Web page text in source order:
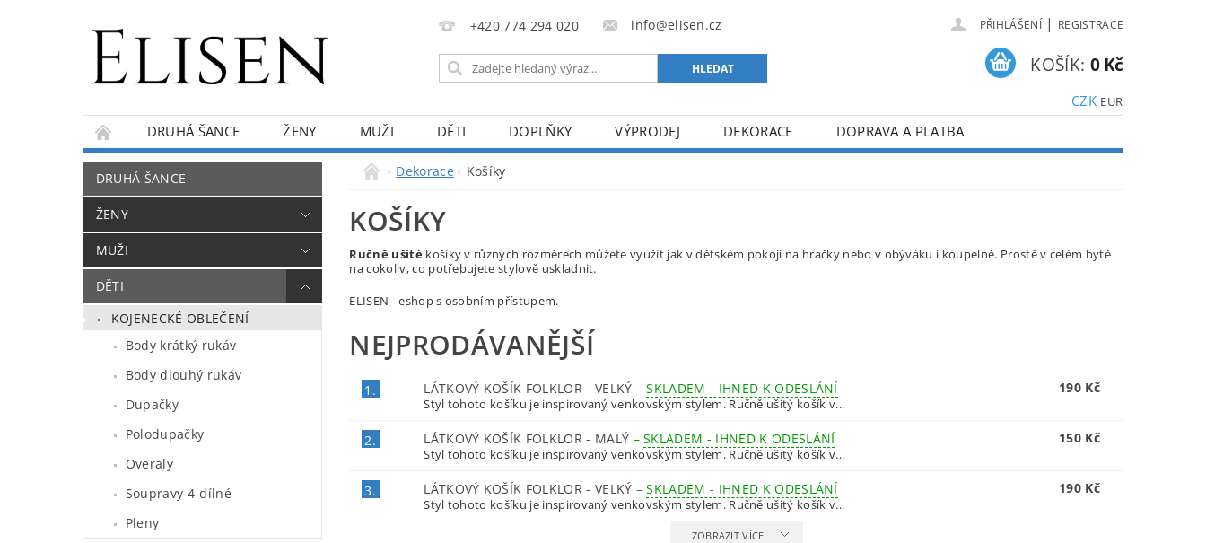
+420 774 294 020 info@elisen.cz PŘIHLÁŠENÍ | REGISTRACE
CZK EUR
KOŠÍK: 0 Kč
DRUHÁ ŠANCE ŽENY MUŽI DĚTI DOPLŇKY VÝPRODEJ DEKORACE
DOPRAVA A PLATBA
KONTAKTY
O NÁS BLOG
DRUHÁ ŠANCE
ŽENY
MUŽI
DĚTI
KOJENECKÉ OBLEČENÍ
Body krátký rukáv
Body dlouhý rukáv
Dupačky
Polodupačky
Overaly
Soupravy 4-dílné
Pleny
Dekorace Košíky
KOŠÍKY
Ručně ušitékošíky v různých rozměrech můžete využít jak v dětském pokoji na hračky nebo v obýváku i koupelně. Prostě v celém bytě
na cokoliv, co potřebujete stylově uskladnit.
ELISEN - eshop s osobním přístupem.
NEJPRODÁVANĚJŠÍ
1. LÁTKOVÝ KOŠÍK FOLKLOR - VELKÝ –SKLADEM - IHNED K ODESLÁNÍ
Styl tohoto košíku je inspirovaný venkovským stylem. Ručně ušitý košík v...
190 Kč
2. LÁTKOVÝ KOŠÍK FOLKLOR - MALÝ –SKLADEM - IHNED K ODESLÁNÍ
Styl tohoto košíku je inspirovaný venkovským stylem. Ručně ušitý košík v...
150 Kč
3. LÁTKOVÝ KOŠÍK FOLKLOR - VELKÝ –SKLADEM - IHNED K ODESLÁNÍ
Styl tohoto košíku je inspirovaný venkovským stylem. Ručně ušitý košík v...
190 Kč
ZOBRAZIT VÍCE